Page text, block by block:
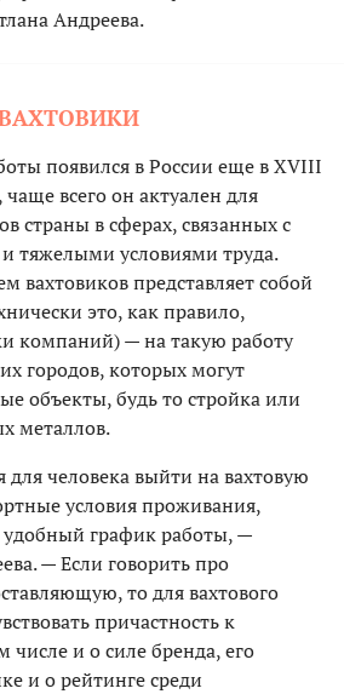
Андреева.
появился в России еще в XVIII
всего он актуален для
страны в сферах, связанных с
тяжелыми условиями труда.
вахтовиков представляет собой
это, как правило,
компаний) — на такую работу
городов, которых могут
объекты, будь то стройка или
металлов.
для человека выйти на вахтовую
условия проживания,
удобный график работы, —
— Если говорить про
то для вахтового
причастность к
и о силе бренда, его
и о рейтинге среди